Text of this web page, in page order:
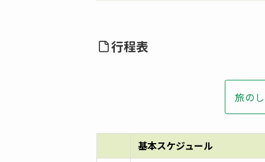
行程表
旅の
基本スケジュール